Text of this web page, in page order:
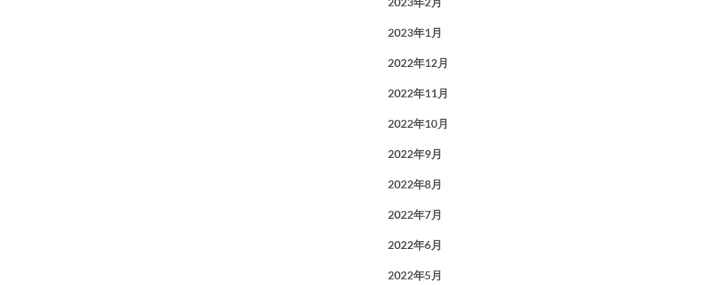
2023年1月
2022年12月
2022年11月
2022年10月
2022年9月
2022年8月
2022年7月
2022年6月
2022年5月